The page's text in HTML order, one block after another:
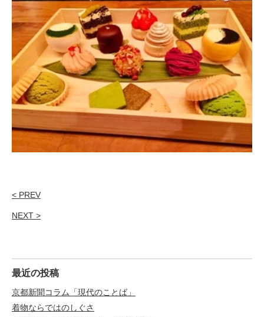
< PREV
NEXT >
最近の投稿
京都新聞コラム「現代のことば」
着物ならではのしぐさ